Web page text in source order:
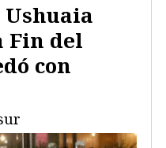
Fin del
con